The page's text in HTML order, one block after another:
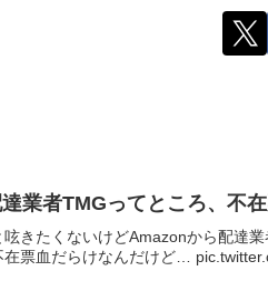
業者TMGってところ、不
きたくないけどAmazonから配達
票血だらけなんだけど…